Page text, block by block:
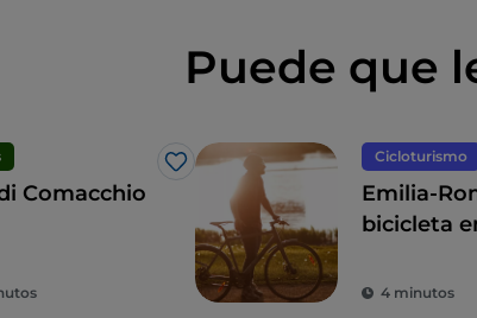
Puede que
Me gusta
Comacchio
Cicloturismo
Emilia-
bicicleta
el vino
4 minutos